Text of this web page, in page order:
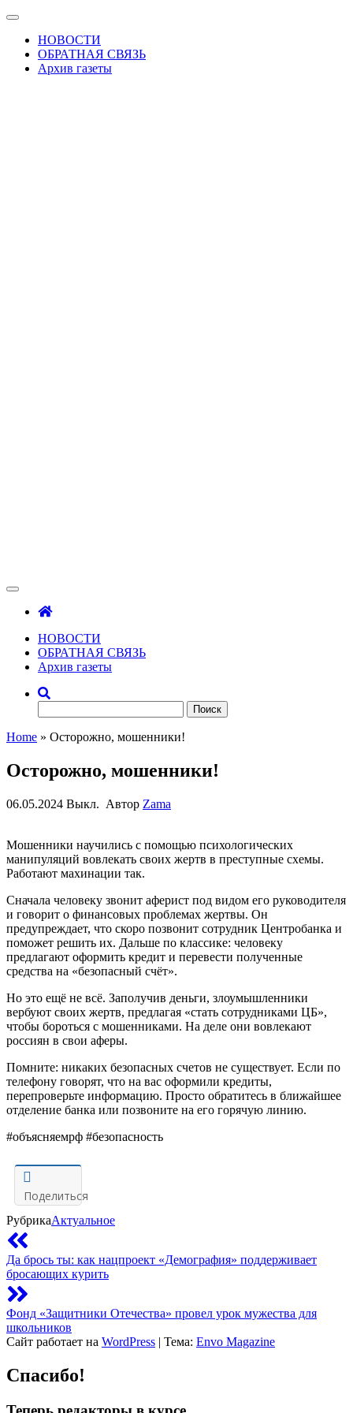
Skip
content
Показать/
Скрыть
навигацию
НОВОСТИ
ОБРАТНАЯ СВЯЗЬ
Архив газеты
НОВОСТИ
ОБРАТНАЯ СВЯЗЬ
Архив газеты
Home » Осторожно, мошенники!
Осторожно, мошенники!
06.05.2024 Выкл. Автор Zama
Мошенники научились с помощью психологических
манипуляций вовлекать своих жертв в преступные схемы.
Работают махинации так.
Сначала человеку звонит аферист под видом его руководителя
и говорит о финансовых проблемах жертвы. Он
предупреждает, что скоро позвонит сотрудник Центробанка и
поможет решить их. Дальше по классике: человеку
предлагают оформить кредит и перевести полученные
средства на «безопасный счёт».
Но это ещё не всё. Заполучив деньги, злоумышленники
вербуют своих жертв, предлагая «стать сотрудниками ЦБ»,
чтобы бороться с мошенниками. На деле они вовлекают
россиян в свои аферы.
Помните: никаких безопасных счетов не существует. Если по
телефону говорят, что на вас оформили кредиты,
перепроверьте информацию. Просто обратитесь в ближайшее
отделение банка или позвоните на его горячую линию.
‌#объясняемрф #безопасность
Поделиться
РубрикаАктуальное
Да брось ты: как нацпроект «Демография» поддерживает
бросающих курить
Фонд «Защитники Отечества» провел урок мужества для
школьников
Сайт работает на WordPress | Тема: Envo Magazine
Спасибо!